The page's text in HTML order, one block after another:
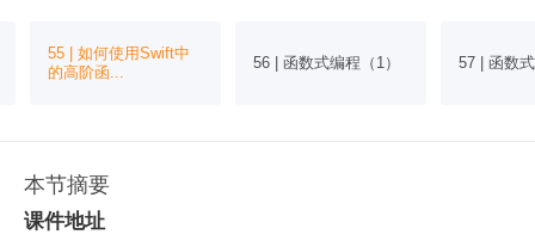
55 | 如何使用Swift中
的高阶函...
56 | 函数式编程（1） 57 | 函数
本节摘要
课件地址